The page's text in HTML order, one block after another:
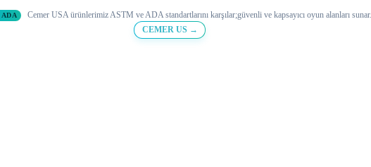
ADA Cemer USA ürünlerimiz ASTM ve ADA standartlarını karşılar;güvenli vekapsayıcı oyun alanları sunar.
CEMER US →